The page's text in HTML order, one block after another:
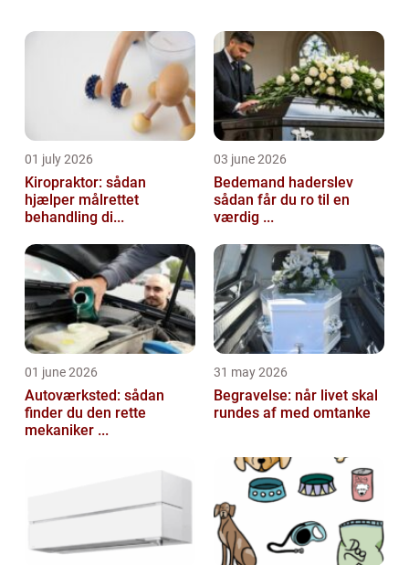
01 july 2026
Kiropraktor: sådan
hjælper målrettet
behandling di...
03 june 2026
Bedemand haderslev
sådan får du ro til en
værdig ...
01 june 2026
Autoværksted: sådan
finder du den rette
mekaniker ...
31 may 2026
Begravelse: når livet skal
rundes af med omtanke